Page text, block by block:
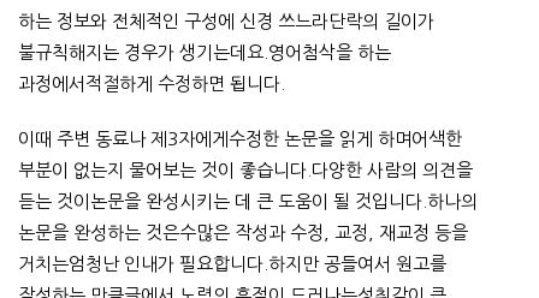
하는 정보와 전체적인 구성에 신경 쓰느라단락의 길이가
불규칙해지는 경우가 생기는데요.영어첨삭을 하는
과정에서적절하게 수정하면 됩니다.
이때 주변 동료나 제3자에게수정한 논문을 읽게 하며어색한
부분이 없는지 물어보는 것이 좋습니다.다양한 사람의 의견을
듣는 것이논문을 완성시키는 데 큰 도움이 될 것입니다.하나의
논문을 완성하는 것은수많은 작성과 수정, 교정, 재교정 등을
거치는엄청난 인내가 필요합니다.하지만 공들여서 원고를